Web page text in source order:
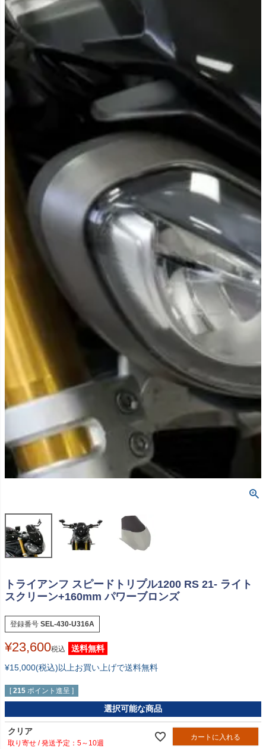
トライアンフ スピードトリプル1200 RS 21- ライト
スクリーン+160mm パワーブロンズ
登録番号 SEL-430-U316A
¥23,600税込
送料無料
¥15,000(税込)以上お買い上げで送料無料
[ 215 ポイント進呈 ]
選択可能な商品
クリア
5～10週
カートに入れる